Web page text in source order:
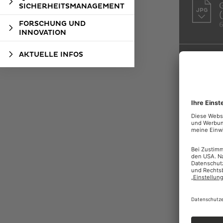
SICHERHEITSMANAGEMENT
FORSCHUNG UND
INNOVATION
AKTUELLE INFOS
öffnet
öffnet
in
neuem